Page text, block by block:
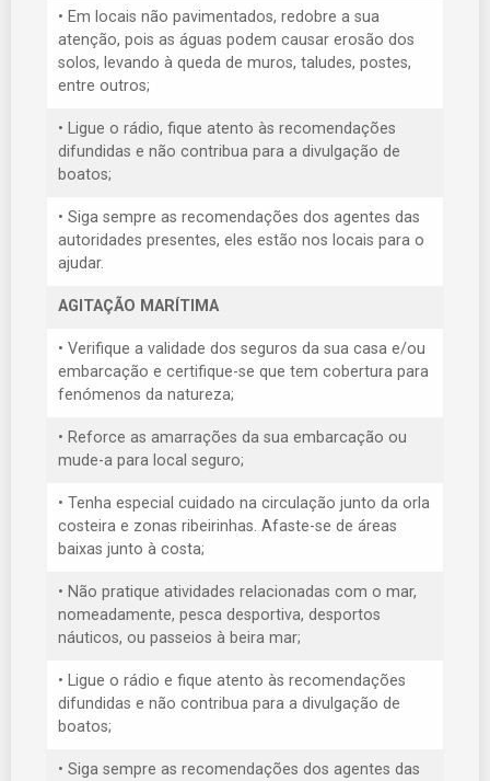
• Em locais não pavimentados, redobre a sua
atenção, pois as águas podem causar erosão dos
solos, levando à queda de muros, taludes, postes,
entre outros;
• Ligue o rádio, fique atento às recomendações
difundidas e não contribua para a divulgação de
boatos;
• Siga sempre as recomendações dos agentes das
autoridades presentes, eles estão nos locais para o
ajudar.
AGITAÇÃO MARÍTIMA
• Verifique a validade dos seguros da sua casa e/ou
embarcação e certifique-se que tem cobertura para
fenómenos da natureza;
• Reforce as amarrações da sua embarcação ou
mude-a para local seguro;
• Tenha especial cuidado na circulação junto da orla
costeira e zonas ribeirinhas. Afaste-se de áreas
baixas junto à costa;
• Não pratique atividades relacionadas com o mar,
nomeadamente, pesca desportiva, desportos
náuticos, ou passeios à beira mar;
• Ligue o rádio e fique atento às recomendações
difundidas e não contribua para a divulgação de
boatos;
• Siga sempre as recomendações dos agentes das